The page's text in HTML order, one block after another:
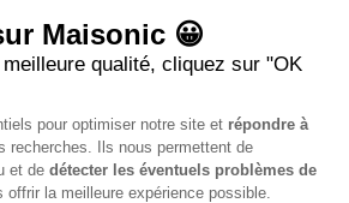
Maisonic 😀
qualité, cliquez sur "OK
pour optimiser notre site et répondre à
recherches. Ils nous permettent de
et de détecter les éventuels problèmes de
offrir la meilleure expérience possible.